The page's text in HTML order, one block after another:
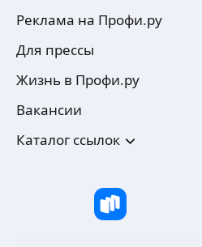
Реклама на Профи.ру
Для прессы
Жизнь в Профи.ру
Вакансии
Каталог ссылок